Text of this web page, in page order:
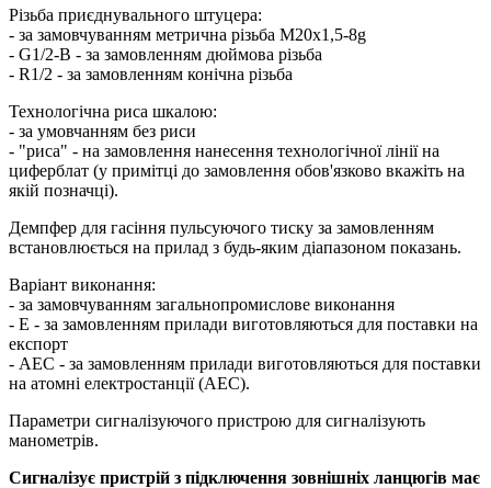
Різьба приєднувального штуцера:
- за замовчуванням метрична різьба М20х1,5-8g
- G1/2-B - за замовленням дюймова різьба
- R1/2 - за замовленням конічна різьба
Технологічна риса шкалою:
- за умовчанням без риси
- "риса" - на замовлення нанесення технологічної лінії на
циферблат (у примітці до замовлення обов'язково вкажіть на
якій позначці).
Демпфер для гасіння пульсуючого тиску за замовленням
встановлюється на прилад з будь-яким діапазоном показань.
Варіант виконання:
- за замовчуванням загальнопромислове виконання
- Е - за замовленням прилади виготовляються для поставки на
експорт
- АЕС - за замовленням прилади виготовляються для поставки
на атомні електростанції (АЕС).
Параметри сигналізуючого пристрою для сигналізують
манометрів.
Сигналізує пристрій з підключення зовнішніх ланцюгів має